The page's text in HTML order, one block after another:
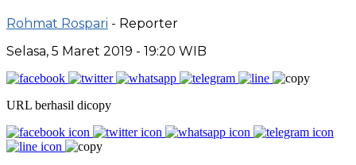
Rohmat Rospari - Reporter
Selasa, 5 Maret 2019 - 19:20 WIB
URL berhasil dicopy